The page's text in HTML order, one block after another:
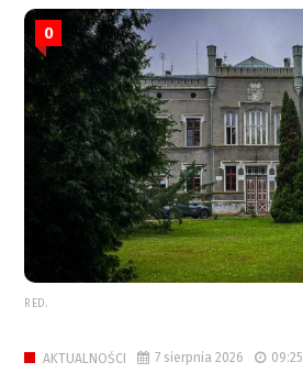
0
RED.
AKTUALNOŚCI 7 sierpnia 2026 09:25